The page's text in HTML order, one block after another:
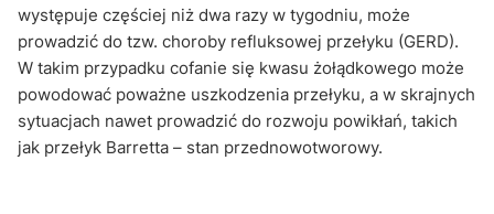
występuje częściej niż dwa razy w tygodniu, może
prowadzić do tzw. choroby refluksowej przełyku (GERD).
W takim przypadku cofanie się kwasu żołądkowego może
powodować poważne uszkodzenia przełyku, a w skrajnych
sytuacjach nawet prowadzić do rozwoju powikłań, takich
jak przełyk Barretta – stan przednowotworowy.